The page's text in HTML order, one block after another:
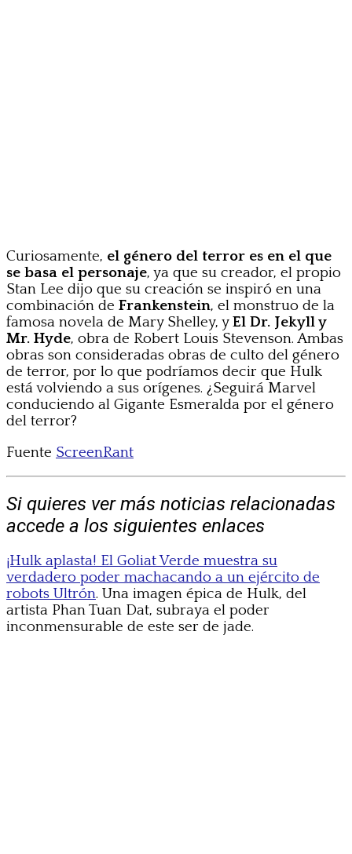
Curiosamente, el género del terror es en el que
se basa el personaje, ya que su creador, el propio
Stan Lee dijo que su creación se inspiró en una
combinación de Frankenstein, el monstruo de la
famosa novela de Mary Shelley, yEl Dr. Jekyll y
Mr. Hyde, obra de Robert Louis Stevenson. Ambas
obras son consideradas obras de culto del género
de terror, por lo que podríamos decir que Hulk
está volviendo a sus orígenes. ¿Seguirá Marvel
conduciendo al Gigante Esmeralda por el género
del terror?
Fuente ScreenRant
Si quieres ver más noticias relacionadas
accede a los siguientes enlaces
¡Hulk aplasta! El Goliat Verde muestra su
verdadero poder machacando a un ejército de
robots Ultrón. Una imagen épica de Hulk, del
artista Phan Tuan Dat, subraya el poder
inconmensurable de este ser de jade.